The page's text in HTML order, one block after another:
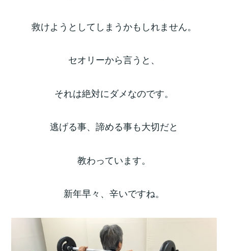
救けようとしてしまうかもしれません。
セオリーから言うと、
それは絶対にダメなのです。
逃げる事、諦める事も大切だと
教わっています。
新年早々、辛いですね。